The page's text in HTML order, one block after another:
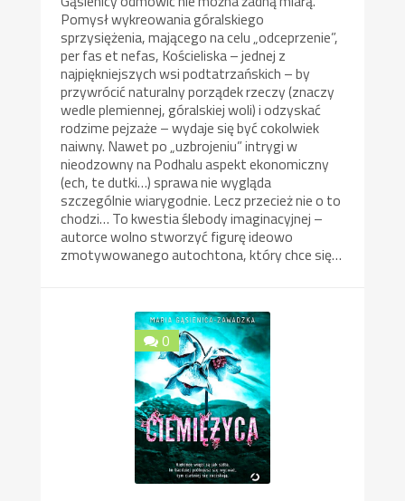
Pomysł wykreowania góralskiego
sprzysiężenia, mającego na celu „odceprzenie”,
per fas et nefas, Kościeliska – jednej z
najpiękniejszych wsi podtatrzańskich – by
przywrócić naturalny porządek rzeczy (znaczy
wedle plemiennej, góralskiej woli) i odzyskać
rodzime pejzaże – wydaje się być cokolwiek
naiwny. Nawet po „uzbrojeniu” intrygi w
nieodzowny na Podhalu aspekt ekonomiczny
(ech, te dutki…) sprawa nie wygląda
szczególnie wiarygodnie. Lecz przecież nie o to
chodzi… To kwestia ślebody imaginacyjnej –
autorce wolno stworzyć figurę ideowo
zmotywowanego autochtona, który chce się…
0